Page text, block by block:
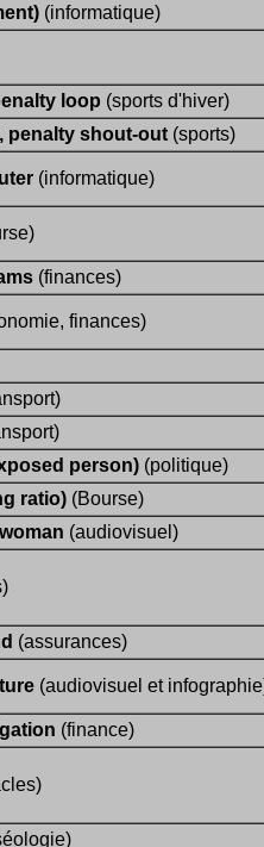
(informatique)
loop (sports d'hiver)
penalty shout-out (sports)
(informatique)
(finances)
finances)
person) (politique)
ratio) (Bourse)
(audiovisuel)
(assurances)
(audiovisuel et
(finance)